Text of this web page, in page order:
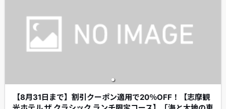
【8月31日まで】割引クーポン適用で20％OFF！【志摩観